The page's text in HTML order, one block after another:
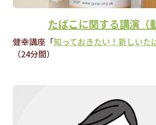
たばこに関する講演（
健幸講座「知っておきたい！新しいた
（24分間）